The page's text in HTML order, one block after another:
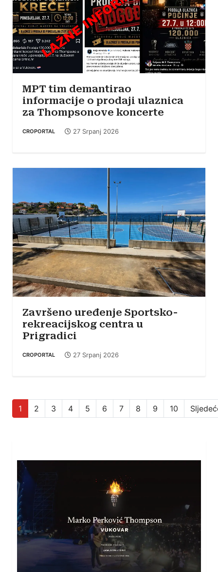
MPT tim demantirao
informacije o prodaji ulaznica
za Thompsonove koncerte
CROPORTAL 27 Srpanj 2026
Završeno uređenje Sportsko-
rekreacijskog centra u
Prigradici
CROPORTAL 27 Srpanj 2026
1 2 3 4 5 6 7 8 9 10